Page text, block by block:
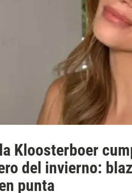
Kloosterboer
del invierno:
punta